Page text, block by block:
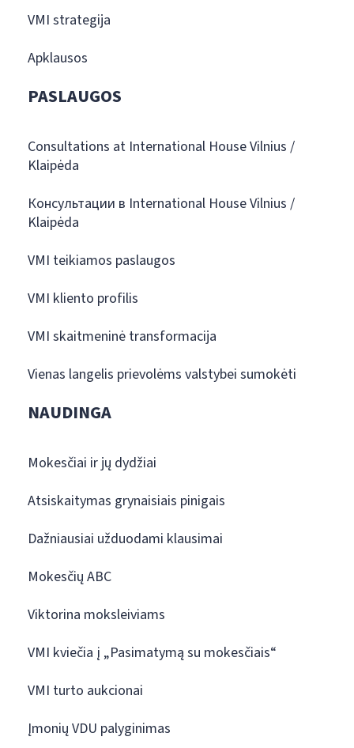
VMI strategija
Apklausos
PASLAUGOS
Consultations at International House Vilnius /
Klaipėda
Консультации в International House Vilnius /
Klaipėda
VMI teikiamos paslaugos
VMI kliento profilis
VMI skaitmeninė transformacija
Vienas langelis prievolėms valstybei sumokėti
NAUDINGA
Mokesčiai ir jų dydžiai
Atsiskaitymas grynaisiais pinigais
Dažniausiai užduodami klausimai
Mokesčių ABC
Viktorina moksleiviams
VMI kviečia į „Pasimatymą su mokesčiais“
VMI turto aukcionai
Įmonių VDU palyginimas